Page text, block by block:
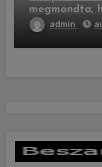
megmondta,
admin